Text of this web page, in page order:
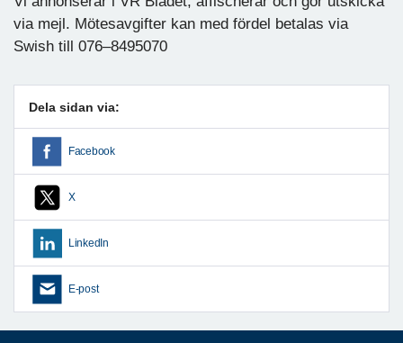
via mejl. Mötesavgifter kan med fördel betalas via
Swish till 076–8495070
Dela sidan via:
Facebook
X
LinkedIn
E-post